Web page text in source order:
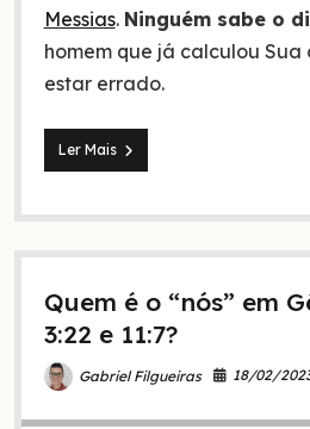
Messias. Ninguém sabe o
homem que já calculou
estar errado.
Ler MaisCalculando
a
do
e
fim?
Quem é o “nós” em
3:22 e 11:7?
Gabriel Filgueiras 18/02/